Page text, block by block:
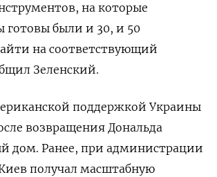
на которые
были и 30, и 50
на соответствующий
Зеленский.
поддержкой Украины
возвращения Дональда
дом. Ранее, при администрации
получал масштабную